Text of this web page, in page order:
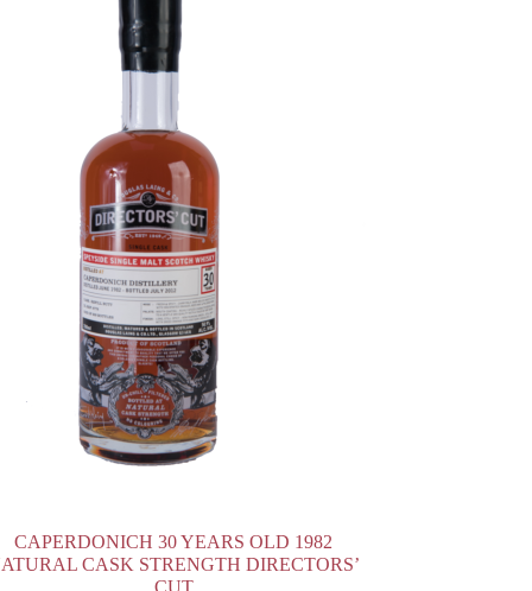
CAPERDONICH 30 YEARS OLD 1982
CASK STRENGTH DIRECTORS’
CUT